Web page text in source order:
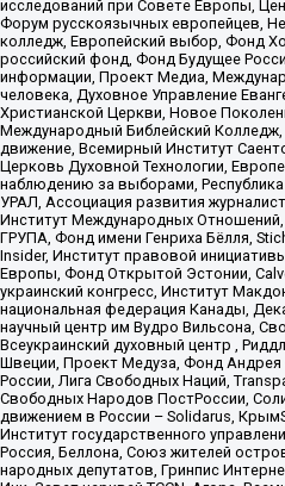
исследований при Совете Европы,
Форум русскоязычных европейцев,
колледж, Европейский выбор, Фонд
российский фонд, Фонд Будущее
информации, Проект Медиа,
человека, Духовное Управление
Христианской Церкви, Новое
Международный Библейский
движение, Всемирный Институт
Церковь Духовной Технологии,
наблюдению за выборами,
УРАЛ, Ассоциация развития
Институт Международных
ГРУПА, Фонд имени Генриха Бёлля,
Insider, Институт правовой
Европы, Фонд Открытой Эстонии,
украинский конгресс, Институт
национальная федерация Канады,
научный центр им Вудро Вильсона,
Всеукраинский духовный центр ,
Швеции, Проект Медуза, Фонд
России, Лига Свободных Наций,
Свободных Народов ПостРоссии,
движением в России – Solidarus,
Институт государственного
Россия, Беллона, Союз жителей
народных депутатов, Гринпис